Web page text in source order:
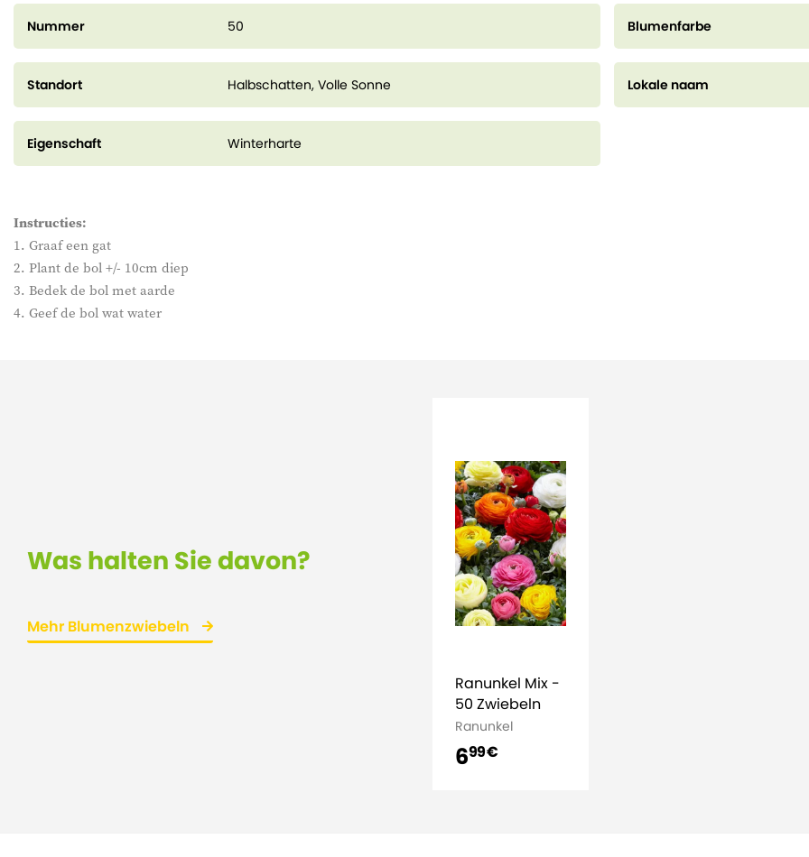
Nummer 50 Blumenfarbe
Standort Halbschatten, Volle Sonne Lokale naam
Eigenschaft Winterharte
Was halten Sie davon?
Mehr Blumenzwiebeln
Ranunkel Mix -
50 Zwiebeln
Ranunkel
699 €
Instructies:
1. Graaf een gat
2. Plant de bol +/- 10cm diep
3. Bedek de bol met aarde
4. Geef de bol wat water